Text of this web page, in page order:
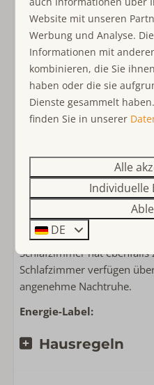
Bettwäsche inklusive
Klimaanlage im
Kinderfreundlich
Treppenschutzgitter
Kinder(reise)bett
Kinderhochstuhl
Lage Unterkunft
Im Zentrum
sich auch der Zugang zur
Das geräumige
elektrischen Kochfeld,
mit Gefrierfach, Senseo
und Geschirrspüler. In der
es gibt sogar ein separates
Im ersten Stock befindet
geräumigen Dusche und
Schlafzimmer sind über
mit zwei Einzelbetten
Schlafzimmer hat ebenfalls
Schlafzimmer verfügen
angenehme Nachtruhe.
Energie-Label:
Hausregeln
Website mit unseren
Werbung und Analyse.
Informationen mit
kombinieren, die Sie
haben oder die sie
Dienste gesammelt
finden Sie in unserer
Alle
Individuelle
DE